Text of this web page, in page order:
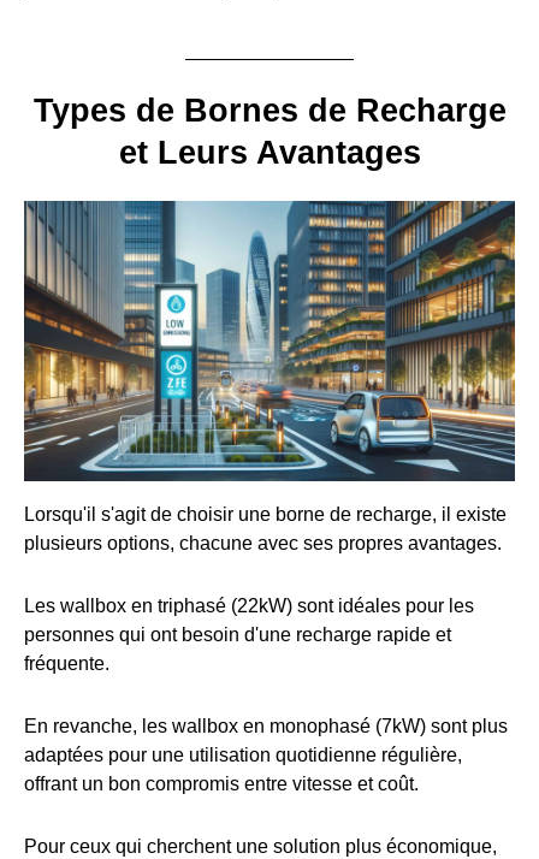
Types de Bornes de Recharge
et Leurs Avantages
Lorsqu'il s'agit de choisir une borne de recharge, il existe
plusieurs options, chacune avec ses propres avantages.
Les wallbox en triphasé (22kW) sont idéales pour les
personnes qui ont besoin d'une recharge rapide et
fréquente.
En revanche, les wallbox en monophasé (7kW) sont plus
adaptées pour une utilisation quotidienne régulière,
offrant un bon compromis entre vitesse et coût.
Pour ceux qui cherchent une solution plus économique,